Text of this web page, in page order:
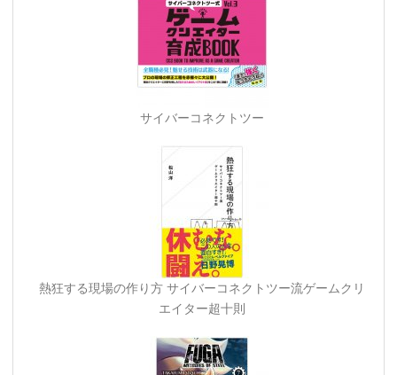
サイバーコネクトツー
熱狂する現場の作り方 サイバーコネクトツー流ゲームクリ
エイター超十則